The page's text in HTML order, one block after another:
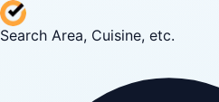
Search Area, Cuisine, etc.